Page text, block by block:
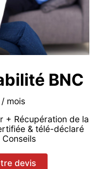
BNC
mois
+ Récupération de la
& télé-déclaré
devis